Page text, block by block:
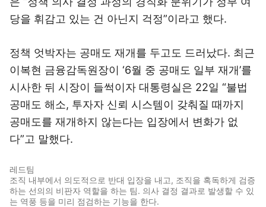
당을 휘감고 있는 건 아닌지 걱정”이라고 했다.
정책 엇박자는 공매도 재개를 두고도 드러났다. 최근
이복현 금융감독원장이 ‘6월 중 공매도 일부 재개’를
시사한 뒤 시장이 들썩이자 대통령실은 22일 “불법
공매도 해소, 투자자 신뢰 시스템이 갖춰질 때까지
공매도를 재개하지 않는다는 입장에서 변화가 없
다”고 말했다.
레드팀
조직 내부에서 의도적으로 반대 입장을 내고, 조직을 혹독하게 검증
하는 선의의 비판자 역할을 하는 팀. 의사 결정 결과로 발생할 수 있
는 역풍 등을 미리 점검하는 기능을 한다.